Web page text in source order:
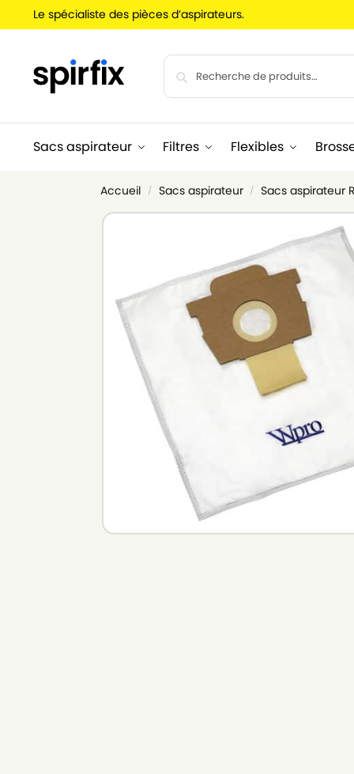
Le spécialiste des pièces d’aspirateurs.
Sacs aspirateur Filtres Flexibles
Accueil / Sacs aspirateur / Sacs aspirateur